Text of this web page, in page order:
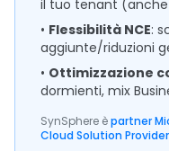
il tuo tenant (anche
• Flessibilità NCE:
aggiunte/riduzioni
• Ottimizzazione
dormienti, mix
SynSphere èpartner
Cloud Solution